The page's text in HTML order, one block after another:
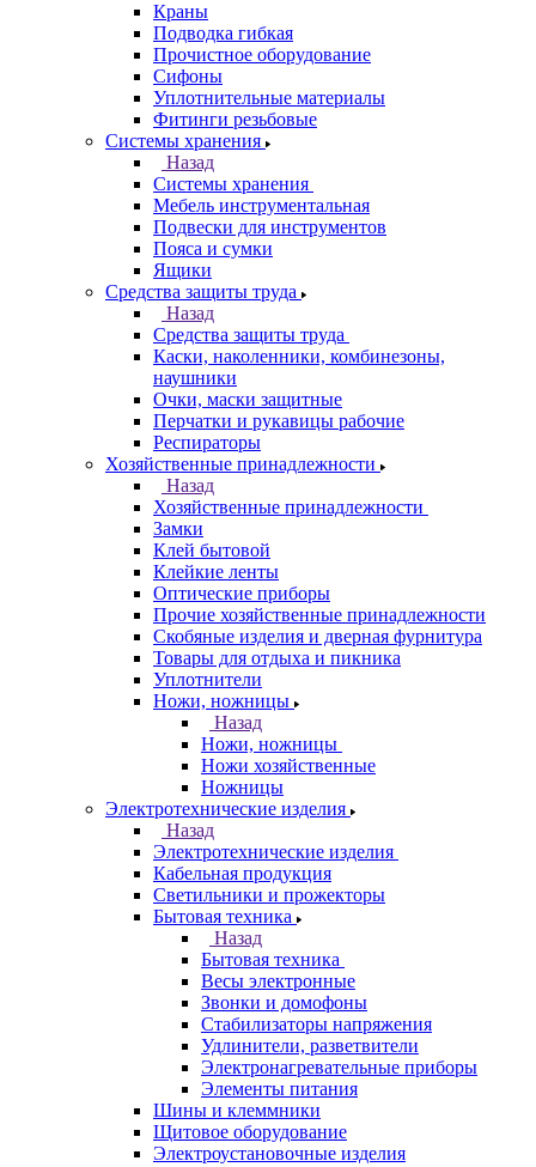
Краны
Подводка гибкая
Прочистное оборудование
Сифоны
Уплотнительные материалы
Фитинги резьбовые
Системы хранения
Назад
Системы хранения
Мебель инструментальная
Подвески для инструментов
Пояса и сумки
Ящики
Средства защиты труда
Назад
Средства защиты труда
Каски, наколенники, комбинезоны,
наушники
Очки, маски защитные
Перчатки и рукавицы рабочие
Респираторы
Хозяйственные принадлежности
Назад
Хозяйственные принадлежности
Замки
Клей бытовой
Клейкие ленты
Оптические приборы
Прочие хозяйственные принадлежности
Скобяные изделия и дверная фурнитура
Товары для отдыха и пикника
Уплотнители
Ножи, ножницы
Назад
Ножи, ножницы
Ножи хозяйственные
Ножницы
Электротехнические изделия
Назад
Электротехнические изделия
Кабельная продукция
Светильники и прожекторы
Бытовая техника
Назад
Бытовая техника
Весы электронные
Звонки и домофоны
Стабилизаторы напряжения
Удлинители, разветвители
Электронагревательные приборы
Элементы питания
Шины и клеммники
Щитовое оборудование
Электроустановочные изделия